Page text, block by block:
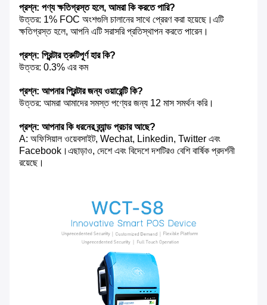
প্রশ্ন: পণ্য ক্ষতিগ্রস্ত হলে, আমরা কি করতে পারি?
উত্তর: 1% FOC অংশগুলি চালানের সাথে প্রেরণ করা হয়েছে।এটি
ক্ষতিগ্রস্ত হলে, আপনি এটি সরাসরি প্রতিস্থাপন করতে পারেন।
প্রশ্ন: প্রিন্টার ত্রুটিপূর্ণ হার কি?
উত্তর: 0.3% এর কম
প্রশ্ন: আপনার প্রিন্টার জন্য ওয়ারেন্টি কি?
উত্তর: আমরা আমাদের সমস্ত পণ্যের জন্য 12 মাস সমর্থন করি।
প্রশ্ন: আপনার কি ধরনের ব্র্যান্ড প্রচার আছে?
A: অফিসিয়াল ওয়েবসাইট, Wechat, Linkedin, Twitter এবং
Facebook।এছাড়াও, দেশে এবং বিদেশে দশটিরও বেশি বার্ষিক প্রদর্শনী
রয়েছে।